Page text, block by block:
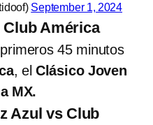
September 1, 2024
Club América
45 minutos
, el Clásico Joven
MX.
Azul vs Club